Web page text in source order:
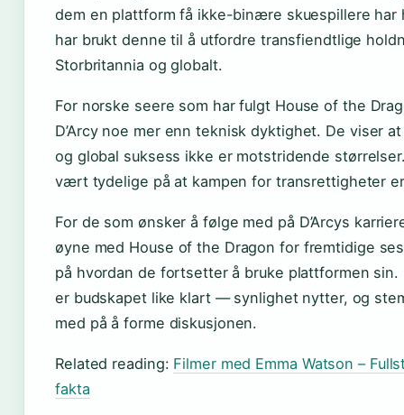
dem en plattform få ikke-binære skuespillere har
har brukt denne til å utfordre transfiendtlige
Storbritannia og globalt.
For norske seere som har fulgt House of the
D’Arcy noe mer enn teknisk dyktighet. De viser
og global suksess ikke er motstridende
vært tydelige på at kampen for transrettigheter
For de som ønsker å følge med på D’Arcys
øyne med House of the Dragon for fremtidige
på hvordan de fortsetter å bruke plattformen sin.
er budskapet like klart — synlighet nytter, og
med på å forme diskusjonen.
Related reading: Filmer med Emma Watson –
fakta